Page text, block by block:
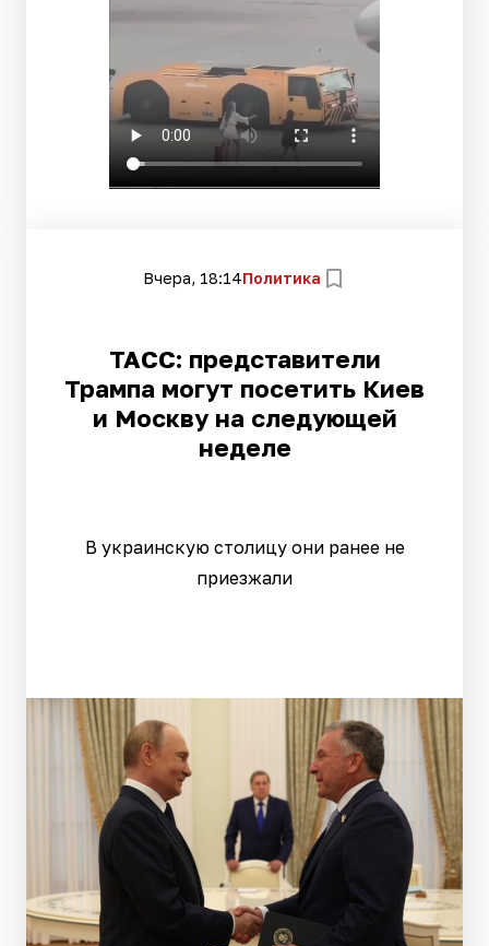
Вчера, 18:14Политика
ТАСС: представители
Трампа могут посетить Киев
и Москву на следующей
неделе
В украинскую столицу они ранее не
приезжали